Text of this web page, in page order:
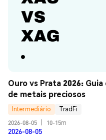
Ouro vs Prata 2026:
de metais preciosos
Intermediário
TradFi
2026-08-05
10-15m
2026-08-05